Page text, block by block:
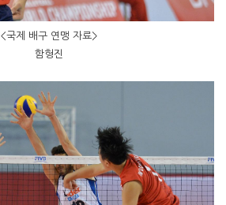
<국제 배구 연맹 자료>
함형진